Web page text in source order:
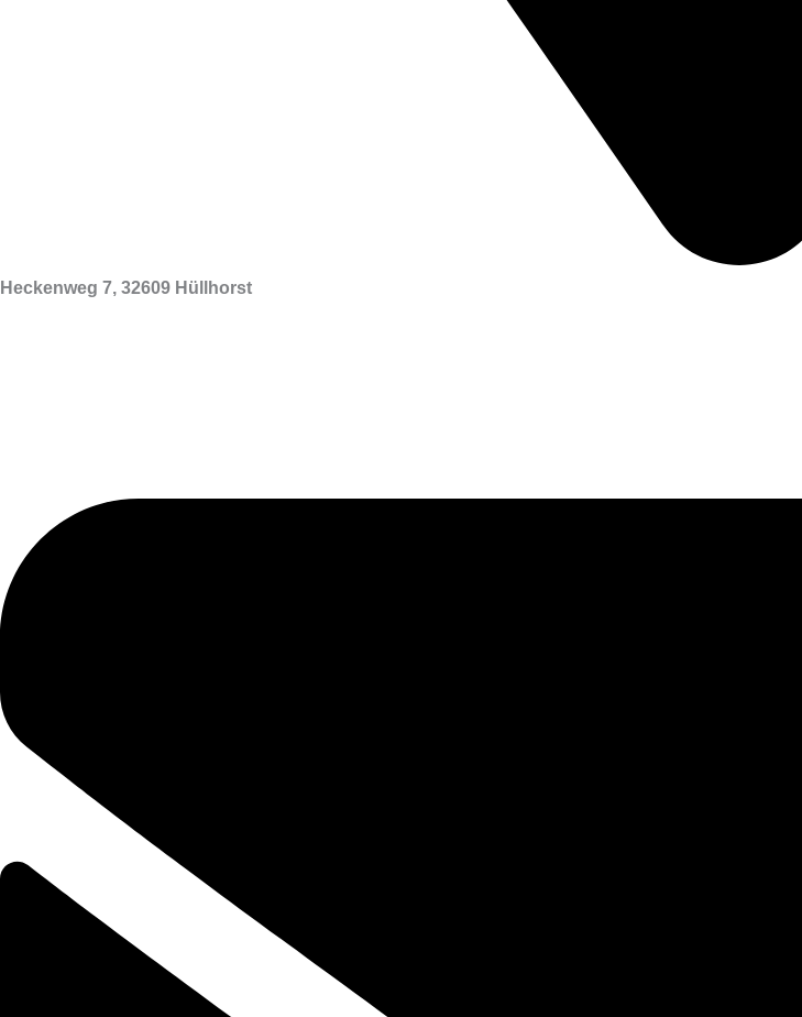
Heckenweg 7, 32609 Hüllhorst